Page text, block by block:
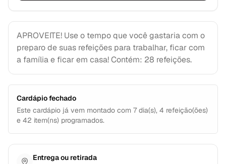
APROVEITE! Use o tempo que você gastaria com o
preparo de suas refeições para trabalhar, ficar com
a família e ficar em casa! Contém: 28 refeições.
Cardápio fechado
Este cardápio já vem montado com 7dia(s), 4 refeição(ões)
e 42 item(ns) programados.
Entrega ou retirada